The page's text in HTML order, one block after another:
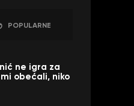
POPULARNE
ne igra za
mi obećali, niko